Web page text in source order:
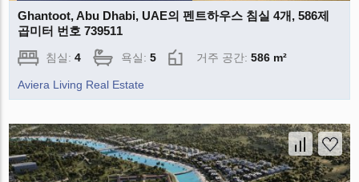
Ghantoot, Abu Dhabi, UAE의 펜트하우스 침실 4개, 586제
곱미터 번호 739511
침실:4 욕실:5 거주 공간:586 m²
Aviera Living Real Estate